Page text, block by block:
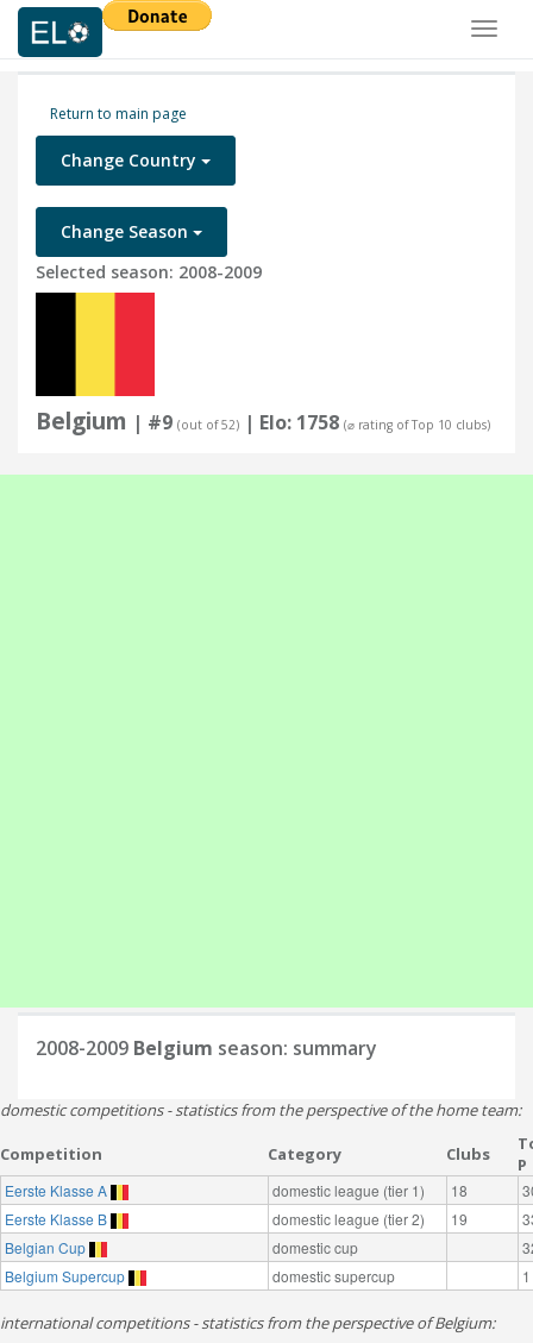
Return to main page
Change Country
Change Season
Selected season: 2008-2009
Belgium | #9 (out of 52) | Elo: 1758 (⌀ rating of Top 10 clubs)
2008-2009 Belgium season: summary
domestic competitions - statistics from the perspective of the home team:
Competition Category Clubs
P
Eerste Klasse A domestic league (tier 1) 18
Eerste Klasse B
domestic league (tier 2) 19
Belgian Cup
domestic cup
Belgium Supercup
domestic supercup 1
international competitions - statistics from the perspective of Belgium: